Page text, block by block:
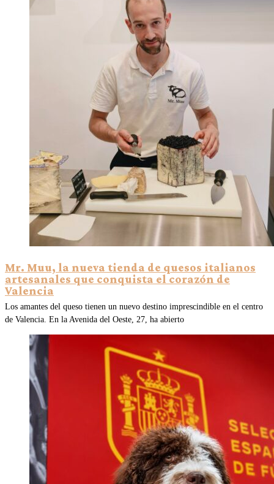
Mr. Muu, la nueva tienda de quesos italianos
artesanales que conquista el corazón de
Valencia
Los amantes del queso tienen un nuevo destino imprescindible en el centro
de Valencia. En la Avenida del Oeste, 27, ha abierto